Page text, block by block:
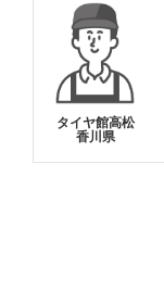
タイヤ館高松
香川県